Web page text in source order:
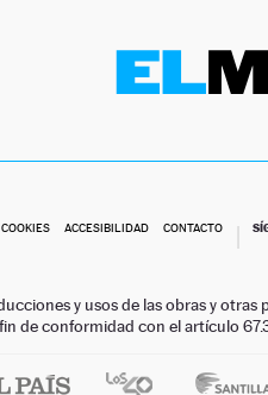
ACCESIBILIDAD CONTACTO
y usos de las obras y
de conformidad con el artículo